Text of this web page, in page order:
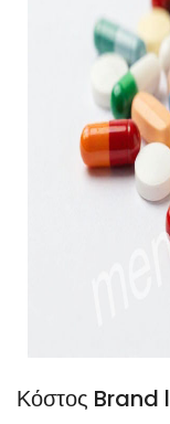
Κόστος Brand